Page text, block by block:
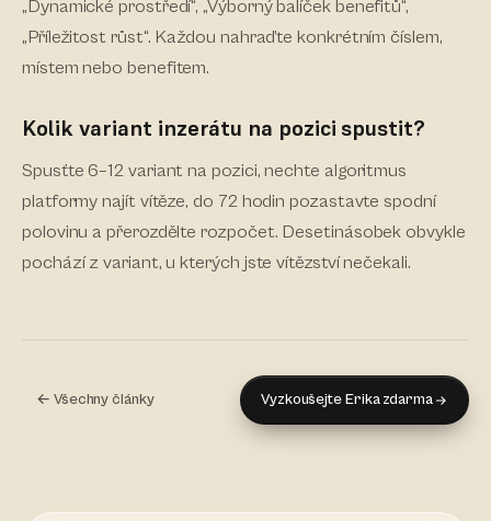
„Dynamické prostředí“, „Výborný balíček benefitů“,
„Příležitost růst“. Každou nahraďte konkrétním číslem,
místem nebo benefitem.
Kolik variant inzerátu na pozici spustit?
Spusťte 6–12 variant na pozici, nechte algoritmus
platformy najít vítěze, do 72 hodin pozastavte spodní
polovinu a přerozdělte rozpočet. Desetinásobek obvykle
pochází z variant, u kterých jste vítězství nečekali.
← Všechny články Vyzkoušejte Erika zdarma